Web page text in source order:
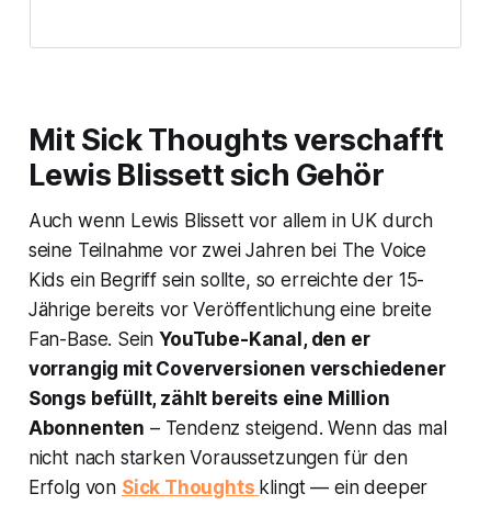
MitSick Thoughtsverschafft
Lewis Blissett sich Gehör
Auch wenn Lewis Blissett vor allem in UK durch
seine Teilnahme vor zwei Jahren bei The Voice
Kids ein Begriff sein sollte, so erreichte der 15-
Jährige bereits vor Veröffentlichung eine breite
Fan-Base. SeinYouTube-Kanal, den er
vorrangig mit Coverversionen verschiedener
Songs befüllt, zählt bereits eine Million
Abonnenten – Tendenz steigend. Wenn das mal
nicht nach starken Voraussetzungen für den
Erfolg von Sick Thoughts klingt — ein deeper